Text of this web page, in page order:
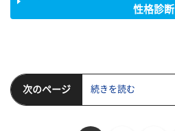
性格診断
次のページ 続きを読む